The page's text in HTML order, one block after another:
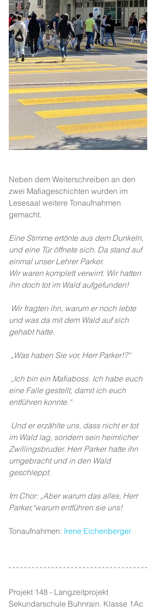
Neben dem Weiterschreiben an den
zwei Mafiageschichten wurden im
Lesesaal weitere Tonaufnahmen
gemacht.
Eine Stimme ertönte aus dem Dunkeln,
und eine Tür öffnete sich. Da stand auf
einmal unser Lehrer Parker.
Wir waren komplett verwirrt. Wir hatten
ihn doch tot im Wald aufgefunden!
und was da mit dem Wald auf sich
gehabt hatte.
„Was haben Sie vor, Herr Parker!?“
eine Falle gestellt, damit ich euch
entführen konnte.“
im Wald lag, sondern sein heimlicher
Zwillingsbruder. Herr Parker hatte ihn
umgebracht und in den Wald
geschleppt.
Im Chor: „Aber warum das alles, Herr
Parker,“warum entführen sie uns!
Tonaufnahmen: Irene Eichenberger
Projekt 148 - Langzeitprojekt
Sekundarschule Buhnrain. Klasse 1Ac